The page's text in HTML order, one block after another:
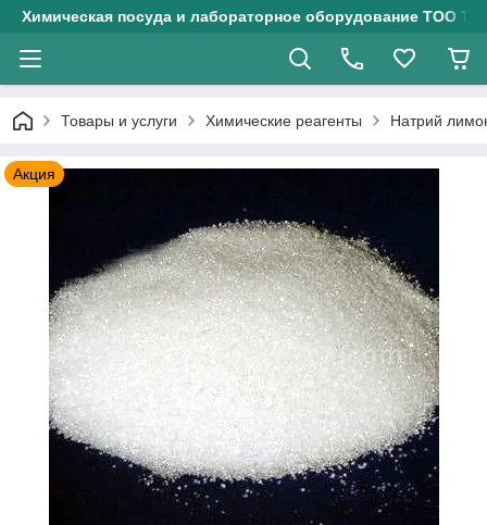
Химическая посуда и лабораторное оборудование ТОО
Товары и услуги Химические реагенты Натрий
Акция